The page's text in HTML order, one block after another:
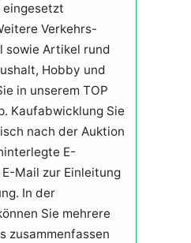
eingesetzt
Verkehrs-
sowie Artikel rund
Hobby und
in unserem TOP
Kaufabwicklung Sie
nach der Auktion
E-
Mail zur Einleitung
In der
Sie mehrere
zusammenfassen